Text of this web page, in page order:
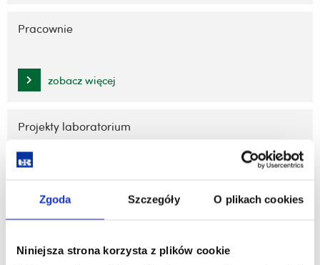
Zgoda Szczegóły O plikach cookies
Niniejsza strona korzysta z plików cookie
Pracownie
zobacz więcej
Projekty laboratorium
Aparatura i wyposażenie aparaturowe